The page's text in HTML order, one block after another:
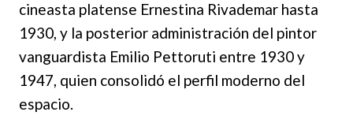
cineasta platense Ernestina Rivademar hasta
1930, y la posterior administración del pintor
vanguardista Emilio Pettoruti entre 1930 y
1947, quien consolidó el perfil moderno del
espacio.